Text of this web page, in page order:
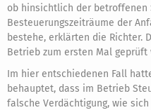
ob hinsichtlich der betroffenen
Besteuerungszeiträume der
bestehe, erklärten die Richter.
Betrieb zum ersten Mal geprüft
Im hier entschiedenen Fall
behauptet, dass im Betrieb
falsche Verdächtigung, wie